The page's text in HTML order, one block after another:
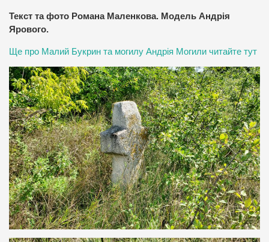
Текст та фото Романа Маленкова. Модель Андрія
Ярового.
Ще про Малий Букрин та могилу Андрія Могили читайте тут